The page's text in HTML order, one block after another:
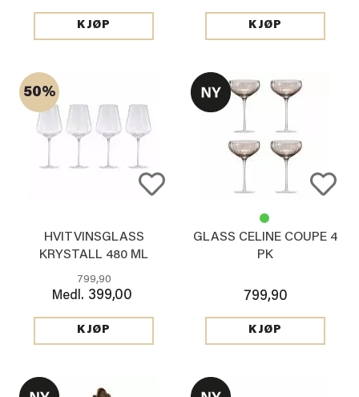
KJØP KJØP
50%
HVITVINSGLASS
KRYSTALL 480 ML
799,90
Medl. 399,00
KJØP
GLASS CELINE COUPE 4
PK
799,90
KJØP